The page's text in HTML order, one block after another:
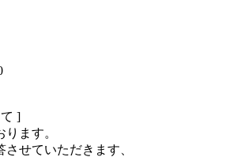
]
ます。
せていただきます、